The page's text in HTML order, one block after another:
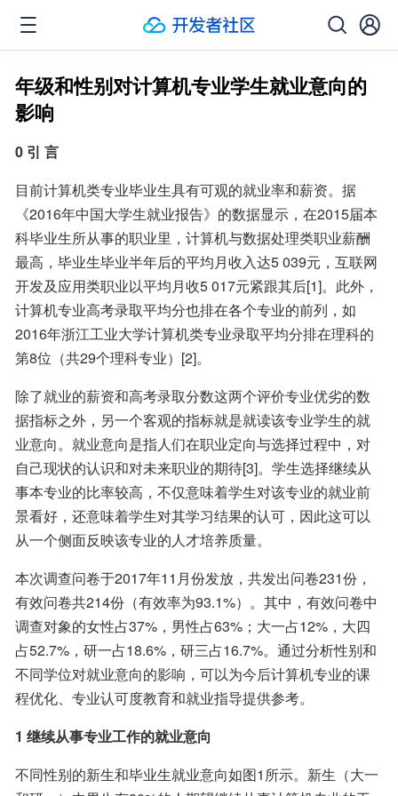
年级和性别对计算机专业学生就业意向的
影响
0 引 言
目前计算机类专业毕业生具有可观的就业率和薪资。据
《2016年中国大学生就业报告》的数据显示，在2015届本
科毕业生所从事的职业里，计算机与数据处理类职业薪酬
最高，毕业生毕业半年后的平均月收入达5 039元，互联网
开发及应用类职业以平均月收5 017元紧跟其后[1]。此外，
计算机专业高考录取平均分也排在各个专业的前列，如
2016年浙江工业大学计算机类专业录取平均分排在理科的
第8位（共29个理科专业）[2]。
除了就业的薪资和高考录取分数这两个评价专业优劣的数
据指标之外，另一个客观的指标就是就读该专业学生的就
业意向。就业意向是指人们在职业定向与选择过程中，对
自己现状的认识和对未来职业的期待[3]。学生选择继续从
事本专业的比率较高，不仅意味着学生对该专业的就业前
景看好，还意味着学生对其学习结果的认可，因此这可以
从一个侧面反映该专业的人才培养质量。
本次调查问卷于2017年11月份发放，共发出问卷231份，
有效问卷共214份（有效率为93.1%）。其中，有效问卷中
调查对象的女性占37%，男性占63%；大一占12%，大四
占52.7%，研一占18.6%，研三占16.7%。通过分析性别和
不同学位对就业意向的影响，可以为今后计算机专业的课
程优化、专业认可度教育和就业指导提供参考。
1 继续从事专业工作的就业意向
不同性别的新生和毕业生就业意向如图1所示。新生（大一